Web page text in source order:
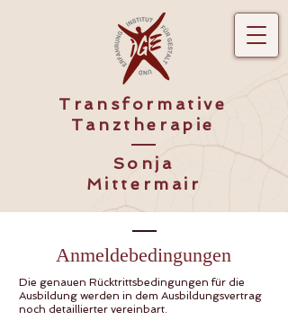
Transformative
Tanztherapie
Sonja
Mittermair
Anmeldebedingungen
Die genauen Rücktrittsbedingungen für die
Ausbildung werden in dem Ausbildungsvertrag
noch detaillierter vereinbart.